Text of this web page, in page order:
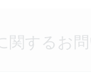
関するお